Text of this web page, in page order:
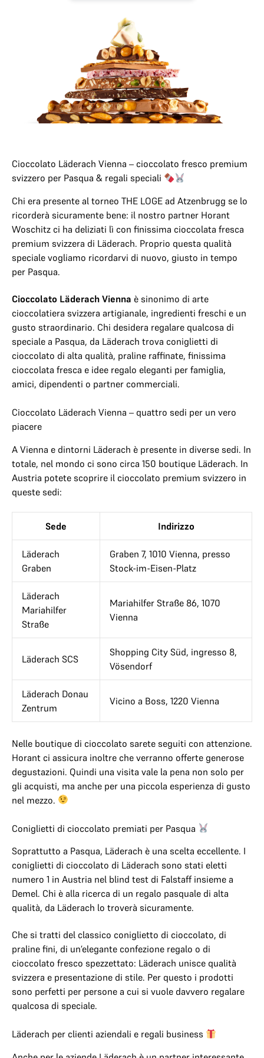
Cioccolato Läderach Vienna – cioccolato fresco premium
svizzero per Pasqua & regali speciali
Chi era presente al torneo THE LOGE ad Atzenbrugg se lo
ricorderà sicuramente bene: il nostro partner Horant
Woschitz ci ha deliziati lì con finissima cioccolata fresca
premium svizzera di Läderach. Proprio questa qualità
speciale vogliamo ricordarvi di nuovo, giusto in tempo
per Pasqua.
Cioccolato Läderach Vienna è sinonimo di arte
cioccolatiera svizzera artigianale, ingredienti freschi e un
gusto straordinario. Chi desidera regalare qualcosa di
speciale a Pasqua, da Läderach trova coniglietti di
cioccolato di alta qualità, praline raffinate, finissima
cioccolata fresca e idee regalo eleganti per famiglia,
amici, dipendenti o partner commerciali.
Cioccolato Läderach Vienna – quattro sedi per un vero
piacere
A Vienna e dintorni Läderach è presente in diverse sedi. In
totale, nel mondo ci sono circa 150 boutique Läderach. In
Austria potete scoprire il cioccolato premium svizzero in
queste sedi:
Sede Indirizzo
Läderach
Graben
Graben 7, 1010 Vienna, presso
Stock-im-Eisen-Platz
Läderach
Mariahilfer
Straße
Mariahilfer Straße 86, 1070
Vienna
Läderach SCS
Shopping City Süd, ingresso 8,
Vösendorf
Läderach Donau
Zentrum
Vicino a Boss, 1220 Vienna
Nelle boutique di cioccolato sarete seguiti con attenzione.
Horant ci assicura inoltre che verranno offerte generose
degustazioni. Quindi una visita vale la pena non solo per
gli acquisti, ma anche per una piccola esperienza di gusto
nel mezzo.
Coniglietti di cioccolato premiati per Pasqua
Soprattutto a Pasqua, Läderach è una scelta eccellente. I
coniglietti di cioccolato di Läderach sono stati eletti
numero 1 in Austria nel blind test di Falstaff insieme a
Demel. Chi è alla ricerca di un regalo pasquale di alta
qualità, da Läderach lo troverà sicuramente.
Che si tratti del classico coniglietto di cioccolato, di
praline fini, di un’elegante confezione regalo o di
cioccolato fresco spezzettato: Läderach unisce qualità
svizzera e presentazione di stile. Per questo i prodotti
sono perfetti per persone a cui si vuole davvero regalare
qualcosa di speciale.
Läderach per clienti aziendali e regali business